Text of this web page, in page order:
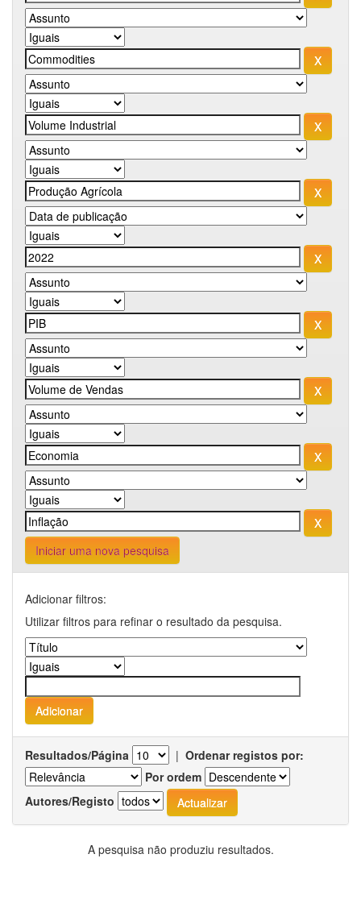
Iniciar uma nova pesquisa
Adicionar filtros:
Utilizar filtros para refinar o resultado da pesquisa.
Resultados/Página | Ordenar registos por:
Por ordem
Autores/Registo
A pesquisa não produziu resultados.